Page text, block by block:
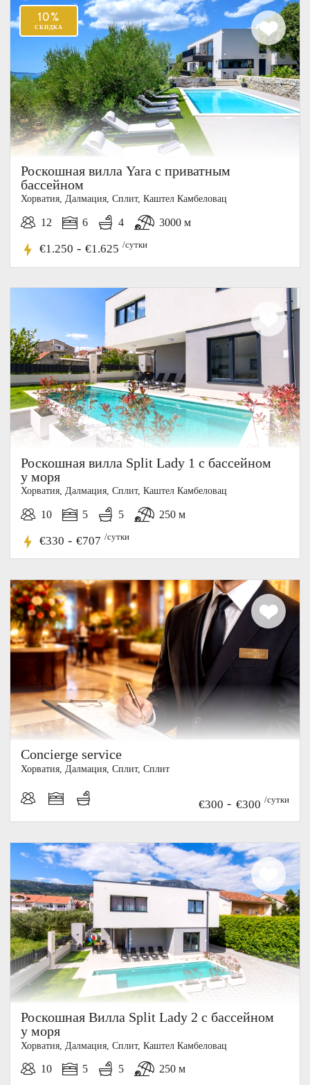
СКИДКА
20%
СКИДКА
Роскошная вилла Yara с приватным
бассейном
Хорватия, Далмация, Cплит, Каштел Камбеловац
12 6 4 3000 м
€1.250 - €1.625 /сутки
Роскошная вилла Split Lady 1 с бассейном
у моря
Хорватия, Далмация, Cплит, Каштел Камбеловац
10 5 5 250 м
€330 - €707 /сутки
Concierge service
Хорватия, Далмация, Cплит, Сплит
€300 - €300 /сутки
Роскошная Вилла Split Lady 2 с бассейном
у моря
Хорватия, Далмация, Cплит, Каштел Камбеловац
10 5 5 250 м